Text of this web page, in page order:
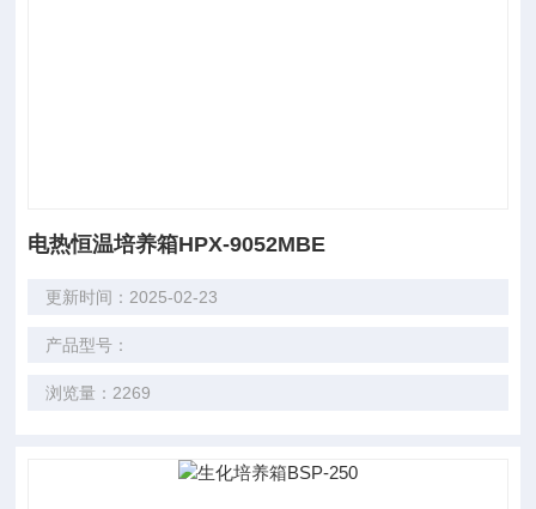
电热恒温培养箱HPX-9052MBE
更新时间：2025-02-23
产品型号：
浏览量：2269